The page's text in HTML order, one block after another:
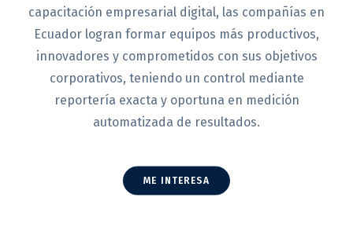
capacitación empresarial digital, las compañías en
Ecuador logran formar equipos más productivos,
innovadores y comprometidos con sus objetivos
corporativos, teniendo un control mediante
reportería exacta y oportuna en medición
automatizada de resultados.
ME INTERESA